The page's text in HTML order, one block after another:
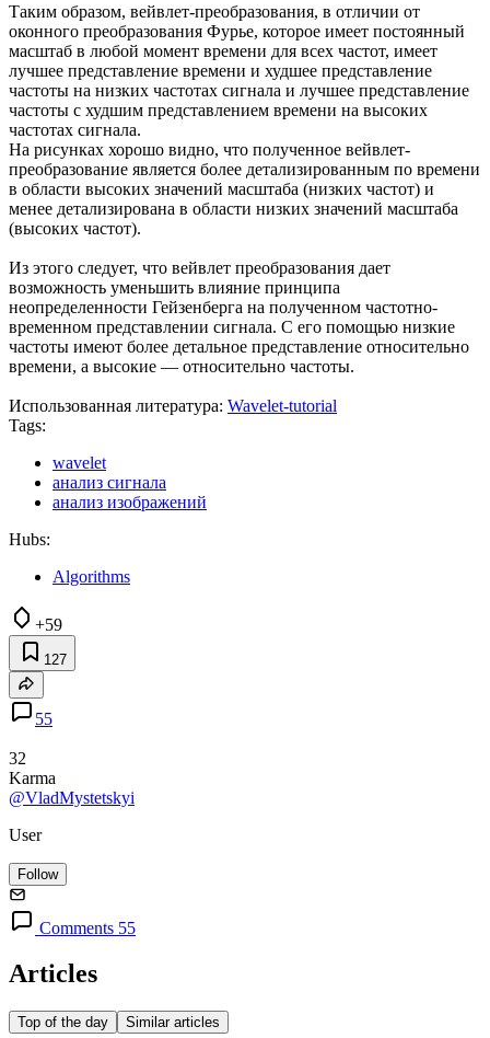
Таким образом, вейвлет-преобразования, в отличии от
оконного преобразования Фурье, которое имеет постоянный
масштаб в любой момент времени для всех частот, имеет
лучшее представление времени и худшее представление
частоты на низких частотах сигнала и лучшее представление
частоты с худшим представлением времени на высоких
частотах сигнала.
На рисунках хорошо видно, что полученное вейвлет-
преобразование является более детализированным по времени
в области высоких значений масштаба (низких частот) и
менее детализирована в области низких значений масштаба
(высоких частот).
Из этого следует, что вейвлет преобразования дает
возможность уменьшить влияние принципа
неопределенности Гейзенберга на полученном частотно-
временном представлении сигнала. С его помощью низкие
частоты имеют более детальное представление относительно
времени, а высокие — относительно частоты.
Использованная литература: Wavelet-tutorial
Tags:
wavelet
анализ сигнала
анализ изображений
Hubs:
Algorithms
+59
127
55
32
Karma
@VladMystetskyi
User
Follow
Comments 55
Articles
Top of the day Similar articles